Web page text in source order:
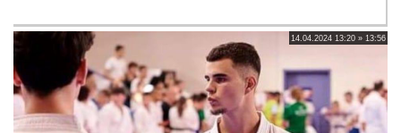
14.04.2024 13:20 » 13:56